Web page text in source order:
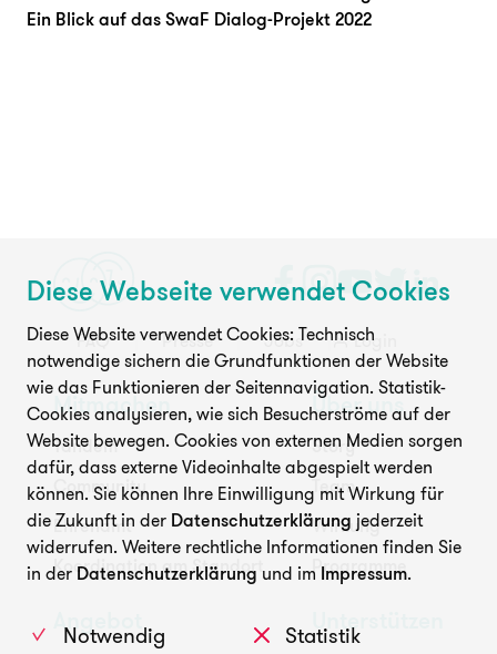
Ein Blick auf das SwaF Dialog-Projekt 2022
FAQ Presse Jobs Login
Mitmachen
Tandem
Community
Ehrenamt
Koordination am Standort
Über uns
Story
Team
Wirkung
Programme
Diese Webseite verwendet Cookies
Diese Website verwendet Cookies: Technisch
notwendige sichern die Grundfunktionen der Website
wie das Funktionieren der Seitennavigation. Statistik-
Cookies analysieren, wie sich Besucherströme auf der
Website bewegen. Cookies von externen Medien sorgen
dafür, dass externe Videoinhalte abgespielt werden
können. Sie können Ihre Einwilligung mit Wirkung für
die Zukunft in der Datenschutzerklärung jederzeit
widerrufen. Weitere rechtliche Informationen finden Sie
in der Datenschutzerklärung und im Impressum.
Notwendig
Statistik